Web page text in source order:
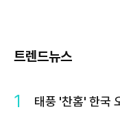
트렌드뉴스
1 태풍 '찬홈' 한국